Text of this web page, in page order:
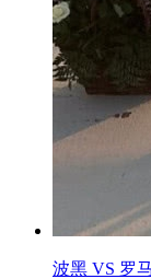
波黑 VS 罗